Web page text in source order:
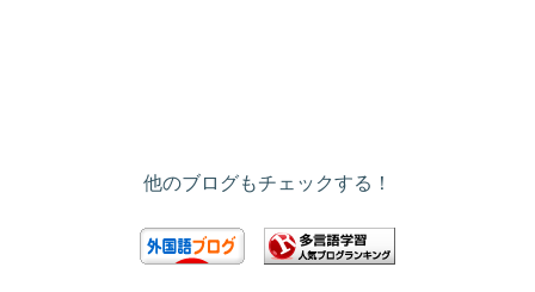
他のブログもチェックする！